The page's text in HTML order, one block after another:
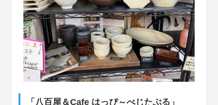
「八百屋＆Cafe はっぴ～べじたぶる」